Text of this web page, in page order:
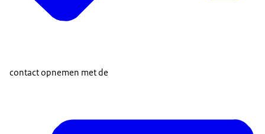
contact opnemen met de